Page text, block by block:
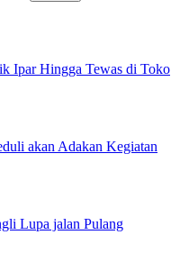
Ipar Hingga Tewas di Toko
akan Adakan Kegiatan
Lupa jalan Pulang